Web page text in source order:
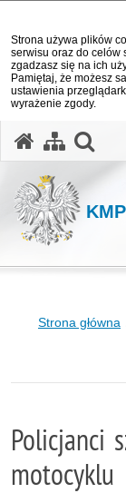
Strona używa plików
serwisu oraz do celów
zgadzasz się na ich
Pamiętaj, że możesz
ustawienia
wyrażenie zgody.
Strona główna
Policjanci
motocyklu